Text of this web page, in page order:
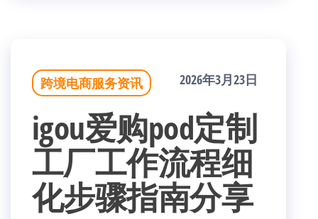
跨境电商服务资讯 2026年3月23日
igou爱购pod定制
工厂工作流程细
化步骤指南分享